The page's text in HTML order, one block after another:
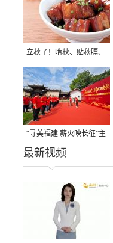
立秋了！啃秋、贴秋膘、
晒秋，福建人这样过才够
味→
“寻美福建 薪火映长征”主
题活动在龙岩长汀启动
最新视频